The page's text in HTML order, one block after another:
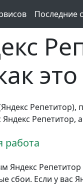
Последние
работа
Репетитор
Если у вас